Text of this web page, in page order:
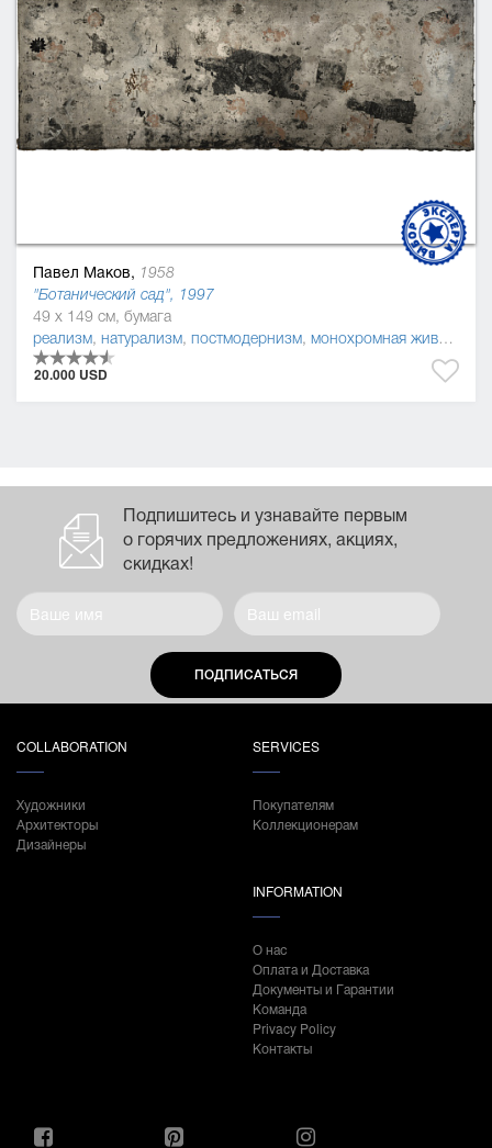
Павел Маков, 1958
"Ботанический сад", 1997
49 x 149 см, бумага
реализм, натурализм, постмодернизм, монохромная живопись
20.000 USD
Подпишитесь и узнавайте первым
о горячих предложениях, акциях,
скидках!
ПОДПИСАТЬСЯ
COLLABORATION
Художники
Архитекторы
Дизайнеры
SERVICES
Покупателям
Коллекционерам
INFORMATION
О нас
Оплата и Доставка
Документы и Гарантии
Команда
Privacy Policy
Контакты